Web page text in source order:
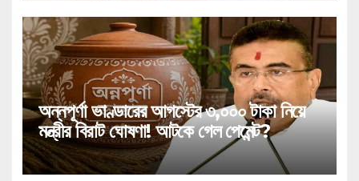
অন্নপূর্ণা ভাণ্ডারের আগস্টের ৩,০০০ টাকা নিয়ে
মন্ত্রীর বিরাট ঘোষণা! আটকে গেল পেমেন্ট?